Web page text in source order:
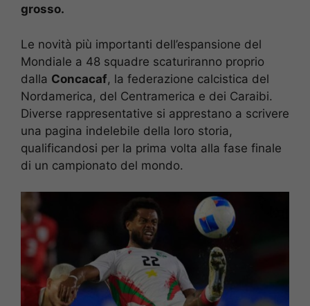
grosso.
Le novità più importanti dell’espansione del
Mondiale a 48 squadre scaturiranno proprio
dalla Concacaf, la federazione calcistica del
Nordamerica, del Centramerica e dei Caraibi.
Diverse rappresentative si apprestano a scrivere
una pagina indelebile della loro storia,
qualificandosi per la prima volta alla fase finale
di un campionato del mondo.